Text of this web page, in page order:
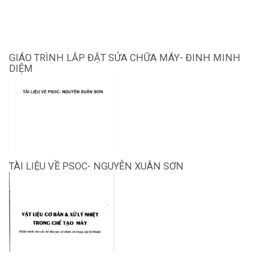
GIÁO TRÌNH LẮP ĐẶT SỬA CHỮA MÁY- ĐINH MINH
DIỆM
TÀI LIỆU VỀ PSOC- NGUYỄN XUÂN SƠN